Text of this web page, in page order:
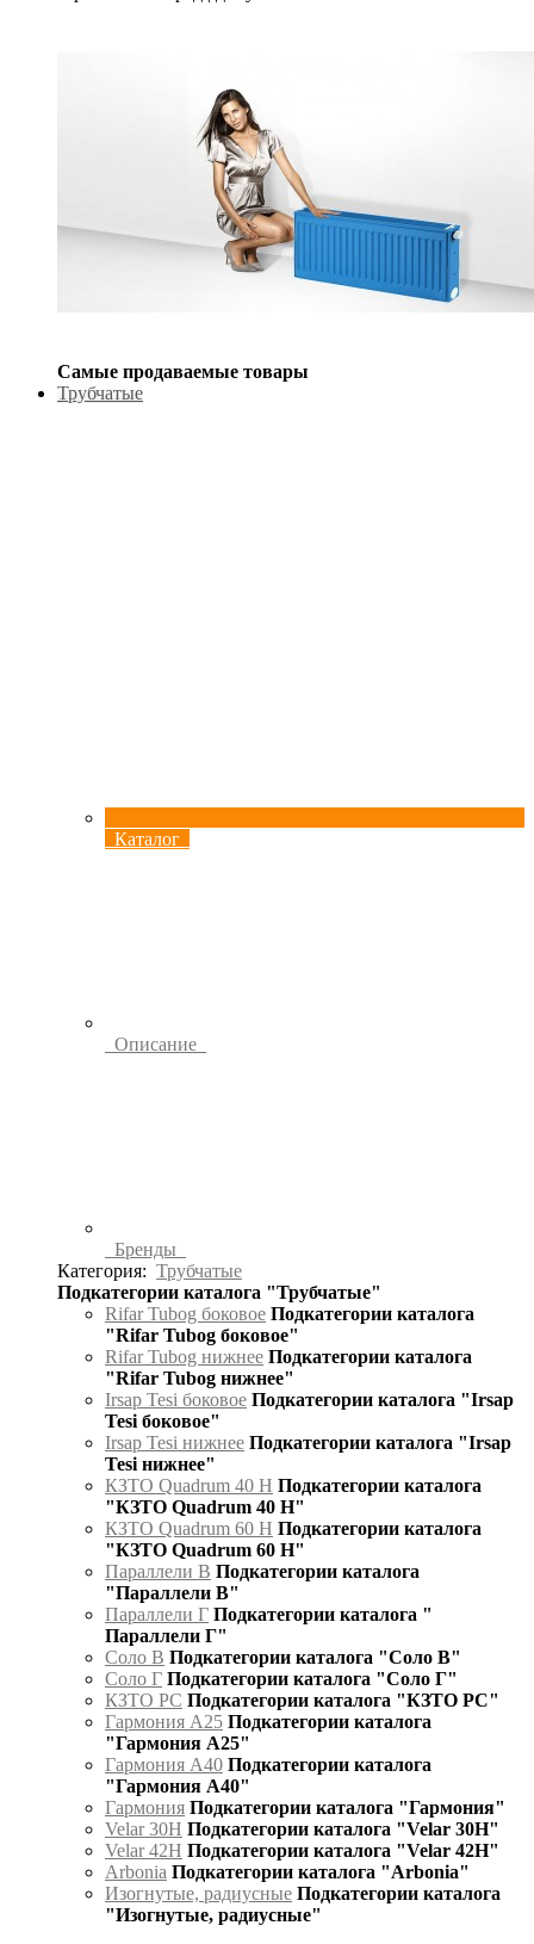
Самые продаваемые товары
Трубчатые
Каталог
Описание
Бренды
Категория: Трубчатые
Подкатегории каталога "Трубчатые"
Rifar Tubog боковое Подкатегории каталога
"Rifar Tubog боковое"
Rifar Tubog нижнее Подкатегории каталога
"Rifar Tubog нижнее"
Irsap Tesi боковое Подкатегории каталога "Irsap
Tesi боковое"
Irsap Tesi нижнее Подкатегории каталога "Irsap
Tesi нижнее"
КЗТО Quadrum 40 H Подкатегории каталога
"КЗТО Quadrum 40 H"
КЗТО Quadrum 60 H Подкатегории каталога
"КЗТО Quadrum 60 H"
Параллели В Подкатегории каталога
"Параллели В"
Параллели Г Подкатегории каталога "
Параллели Г"
Соло В Подкатегории каталога "Соло В"
Соло Г Подкатегории каталога "Соло Г"
КЗТО РС Подкатегории каталога "КЗТО РС"
Гармония А25 Подкатегории каталога
"Гармония А25"
Гармония А40 Подкатегории каталога
"Гармония А40"
Гармония Подкатегории каталога "Гармония"
Velar 30H Подкатегории каталога "Velar 30H"
Velar 42H Подкатегории каталога "Velar 42H"
Arbonia Подкатегории каталога "Arbonia"
Изогнутые, радиусные Подкатегории каталога
"Изогнутые, радиусные"